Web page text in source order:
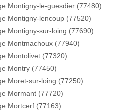
Montigny-le-guesdier (77480)
Montigny-lencoup (77520)
Montigny-sur-loing (77690)
Montmachoux (77940)
Montolivet (77320)
Montry (77450)
Moret-sur-loing (77250)
Mormant (77720)
Mortcerf (77163)